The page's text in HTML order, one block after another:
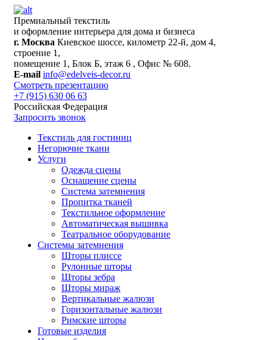
Премиальный текстиль
и оформление интерьера для дома и бизнеса
г. Москва Киевское шоссе, километр 22-й, дом 4,
строение 1,
помещение 1, Блок Б, этаж 6 , Офис № 608.
E-mail info@edelveis-decor.ru
Смотреть презентацию
+7 (915) 630 06 63
Российская Федерация
Запросить звонок
Текстиль для гостиниц
Негорючие ткани
Услуги
Одежда сцены
Оснащение сцены
Система затемнения
Пропитка тканей
Текстильное оформление
Автоматическая вышивка
Театральное оборудование
Системы затемнения
Шторы плиссе
Рулонные шторы
Шторы зебра
Шторы мираж
Вертикальные жалюзи
Горизонтальные жалюзи
Римские шторы
Готовые изделия